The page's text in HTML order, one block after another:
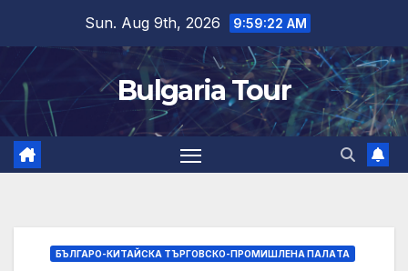
content
Sun. Aug 9th, 2026 9:59:23 AM
Bulgaria Tour
БЪЛГАРО-КИТАЙСКА ТЪРГОВСКО-ПРОМИШЛЕНА ПАЛAТА